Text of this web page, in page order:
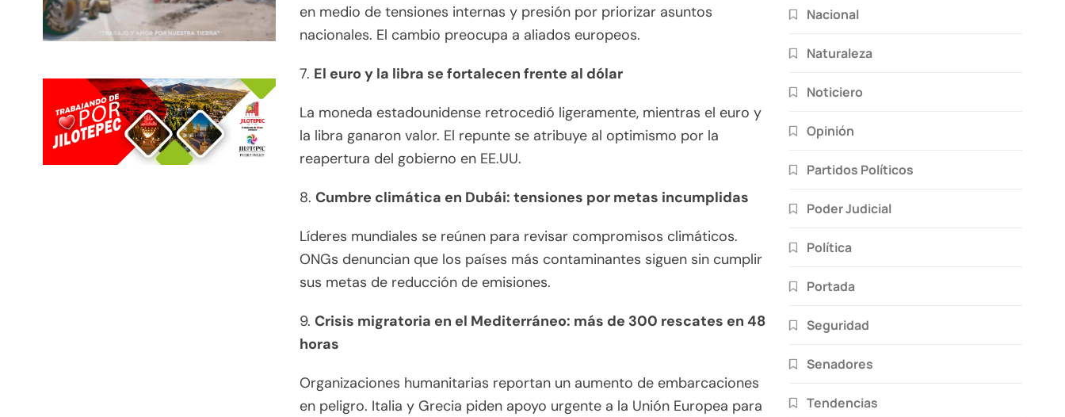
en medio de tensiones internas y presión por priorizar asuntos
nacionales. El cambio preocupa a aliados europeos.
7. El euro y la libra se fortalecen frente al dólar
La moneda estadounidense retrocedió ligeramente, mientras el euro y
la libra ganaron valor. El repunte se atribuye al optimismo por la
reapertura del gobierno en EE.UU.
8. Cumbre climática en Dubái: tensiones por metas incumplidas
Líderes mundiales se reúnen para revisar compromisos climáticos.
ONGs denuncian que los países más contaminantes siguen sin cumplir
sus metas de reducción de emisiones.
9. Crisis migratoria en el Mediterráneo: más de 300 rescates en 48
horas
Organizaciones humanitarias reportan un aumento de embarcaciones
en peligro. Italia y Grecia piden apoyo urgente a la Unión Europea para
Nacional
Naturaleza
Noticiero
Opinión
Partidos Políticos
Poder Judicial
Política
Portada
Seguridad
Senadores
Tendencias